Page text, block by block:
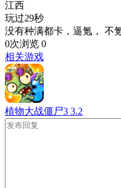
江西
玩过29秒
没有种满都卡，逼氪， 不
0次浏览 0
相关游戏
植物大战僵尸3 3.2